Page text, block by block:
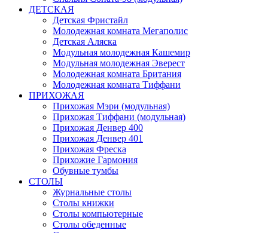
ДЕТСКАЯ
Детская Фристайл
Молодежная комната Мегаполис
Детская Аляска
Модульная молодежная Кашемир
Модульная молодежная Эверест
Молодежная комната Британия
Молодежная комната Тиффани
ПРИХОЖАЯ
Прихожая Мэри (модульная)
Прихожая Тиффани (модульная)
Прихожая Денвер 400
Прихожая Денвер 401
Прихожая Фреска
Прихожие Гармония
Обувные тумбы
СТОЛЫ
Журнальные столы
Столы книжки
Столы компьютерные
Столы обеденные